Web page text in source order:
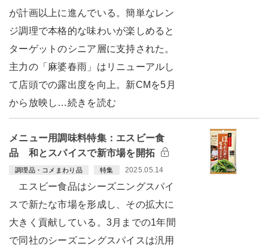
が計画以上に進んでいる。簡単なレン
ジ調理で本格的な味わいが楽しめると
ターゲットのシニア層に支持された。
主力の「麻婆春雨」はリニューアルし
て店頭での露出度を向上。新CMを5月
から放映し…続きを読む
メニュー用調味料特集：エスビー食
品 和とスパイスで新市場を開拓
調理品・コメまわり品 特集 2025.05.14
エスビー食品はシーズニングスパイ
スで新たな市場を形成し、その拡大に
大きく貢献している。3月までの1年間
で同社のシーズニングスパイスは汎用